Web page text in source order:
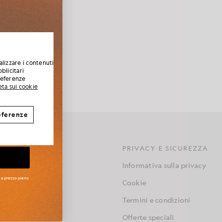
da golf del
dal sole.
PRIVACY E SICUREZZA
Informativa sulla privacy
Cookie
Termini e condizioni
Offerte speciali
i contenuti
sui cookie
di
prezzo pieno